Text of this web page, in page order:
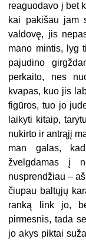
reaguodavo į bet
kai pakišau jam
valdovę, jis
mano mintis, lyg
pajudino
perkaito, nes
kvapas, kuo jis
figūros, tuo jo
laikyti kitaip,
nukirto ir antrąjį
man galas,
žvelgdamas į
nusprendžiau –
čiupau baltųjų
ranką link jo,
pirmesnis, tada
jo akys piktai